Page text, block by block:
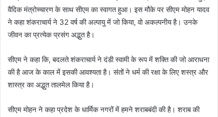
वैदिक मंत्रोच्चारण के साथ सीएम का स्वागत हुआ। इस मौके पर सीएम मोहन यादव
ने कहा शंकराचार्य ने 32 वर्ष की अल्पायु में जो किया, वो अकल्पनीय है। उनके
जीवन का प्रत्येक प्रसंग अद्भुत है।
सीएम ने कहा कि, बदलते शंकराचार्य ने दंडी स्वामी के रूप में शक्ति की जो आराधना
की है आज के काल में इसकी आवश्यता है। संतों ने धर्म की रक्षा के लिए शस्त्र और
शास्त्र का अद्भुत तालमेल किया है।
सीएम मोहन ने कहा प्रदेश के धार्मिक नगरों में हमने शराबबंदी की है। शराब की